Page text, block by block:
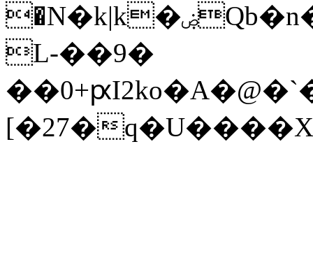
�N�k|k�ۻQb�n�Fm���b��i��py����
L-��9�
[�27�